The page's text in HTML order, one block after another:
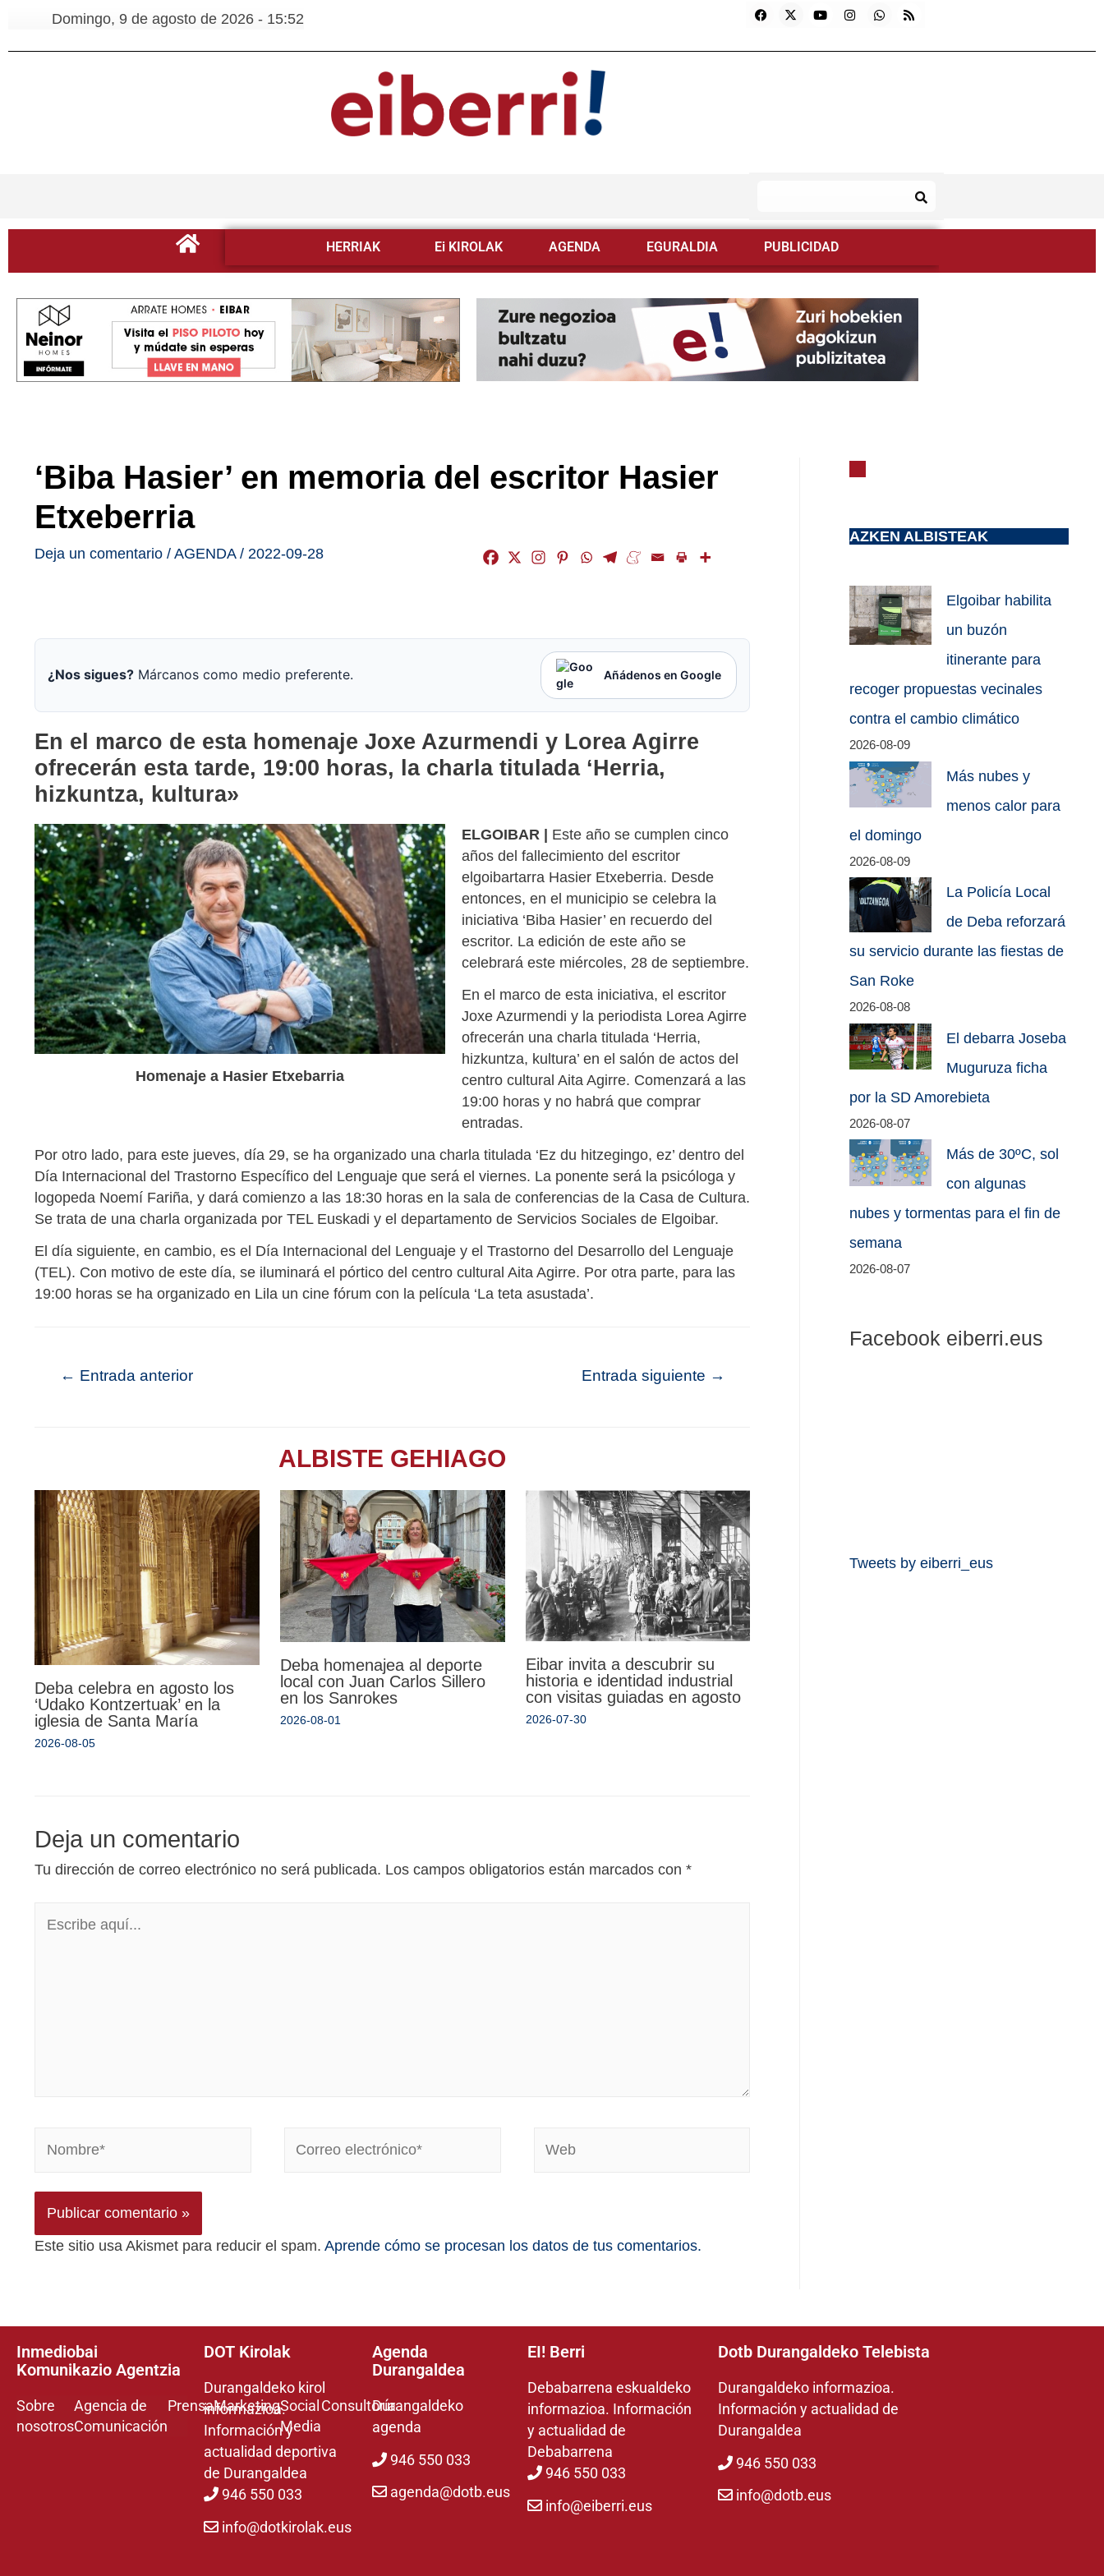
Domingo, 9 de agosto de 2026 - 15:52
HERRIAK Ei KIROLAK AGENDA EGURALDIA PUBLICIDAD
‘Biba Hasier’ en memoria del escritor Hasier
Etxeberria
Deja un comentario / AGENDA/ 2022-09-28
¿Nos sigues? Márcanos como medio preferente. Añádenos en Google
En el marco de esta homenaje Joxe Azurmendi y Lorea Agirre
ofrecerán esta tarde, 19:00 horas, la charla titulada ‘Herria,
hizkuntza, kultura»
Homenaje a Hasier Etxebarria
ELGOIBAR | Este año se cumplen cinco
años del fallecimiento del escritor
elgoibartarra Hasier Etxeberria. Desde
entonces, en el municipio se celebra la
iniciativa ‘Biba Hasier’ en recuerdo del
escritor. La edición de este año se
celebrará este miércoles, 28 de septiembre.
En el marco de esta iniciativa, el escritor
Joxe Azurmendi y la periodista Lorea Agirre
ofrecerán una charla titulada ‘Herria,
hizkuntza, kultura’ en el salón de actos del
centro cultural Aita Agirre. Comenzará a las
19:00 horas y no habrá que comprar
entradas.
Por otro lado, para este jueves, día 29, se ha organizado una charla titulada ‘Ez du hitzegingo, ez’ dentro del
Día Internacional del Trastorno Específico del Lenguaje que será el viernes. La ponente será la psicóloga y
logopeda Noemí Fariña, y dará comienzo a las 18:30 horas en la sala de conferencias de la Casa de Cultura.
Se trata de una charla organizada por TEL Euskadi y el departamento de Servicios Sociales de Elgoibar.
El día siguiente, en cambio, es el Día Internacional del Lenguaje y el Trastorno del Desarrollo del Lenguaje
(TEL). Con motivo de este día, se iluminará el pórtico del centro cultural Aita Agirre. Por otra parte, para las
19:00 horas se ha organizado en Lila un cine fórum con la película ‘La teta asustada’.
← Entrada anterior Entrada siguiente →
ALBISTE GEHIAGO
Deba celebra en agosto los
‘Udako Kontzertuak’ en la
iglesia de Santa María
2026-08-05
Deba homenajea al deporte
local con Juan Carlos Sillero
en los Sanrokes
2026-08-01
Eibar invita a descubrir su
historia e identidad industrial
con visitas guiadas en agosto
2026-07-30
Deja un comentario
Tu dirección de correo electrónico no será publicada. Los campos obligatorios están marcados con *
Este sitio usa Akismet para reducir el spam. Aprende cómo se procesan los datos de tus comentarios.
AZKEN ALBISTEAK
Elgoibar habilita
un buzón
itinerante para
recoger propuestas vecinales
contra el cambio climático
2026-08-09
Más nubes y
menos calor para
el domingo
2026-08-09
La Policía Local
de Deba reforzará
su servicio durante las fiestas de
San Roke
2026-08-08
El debarra Joseba
Muguruza ficha
por la SD Amorebieta
2026-08-07
Más de 30ºC, sol
con algunas
nubes y tormentas para el fin de
semana
2026-08-07
Facebook eiberri.eus
Tweets by eiberri_eus
Inmediobai
Komunikazio Agentzia
Sobre
nosotros
Agencia de
Comunicación
PrensaMarketingSocial
Media
Consultoría
DOT Kirolak
Durangaldeko kirol
informazioa.
Información y
actualidad deportiva
de Durangaldea
946 550 033
info@dotkirolak.eus
Agenda
Durangaldea
Durangaldeko
agenda
946 550 033
agenda@dotb.eus
EI! Berri
Debabarrena eskualdeko
informazioa. Información
y actualidad de
Debabarrena
946 550 033
info@eiberri.eus
Dotb Durangaldeko Telebista
Durangaldeko informazioa.
Información y actualidad de
Durangaldea
946 550 033
info@dotb.eus